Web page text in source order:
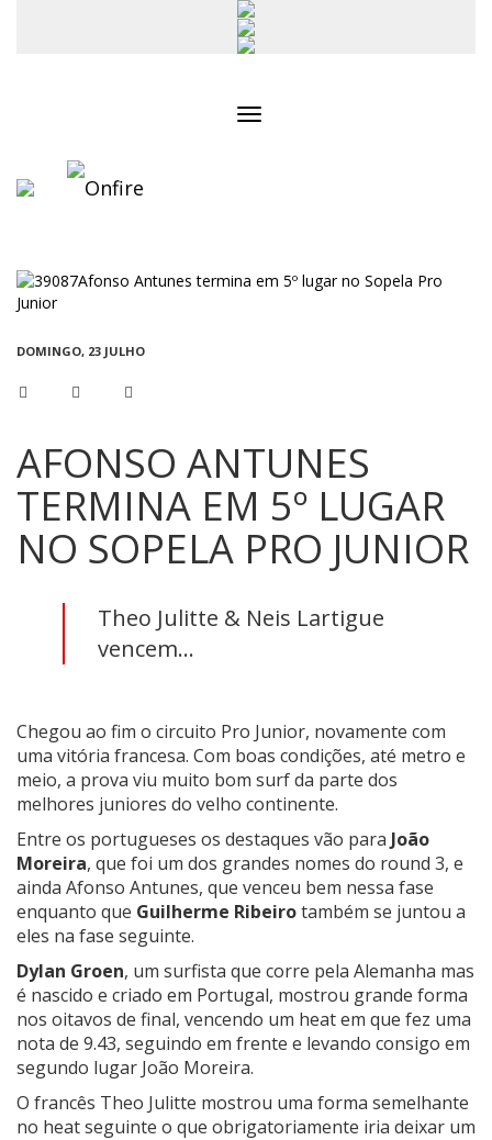
DOMINGO, 23 JULHO
AFONSO ANTUNES
TERMINA EM 5º LUGAR
NO SOPELA PRO JUNIOR
Theo Julitte & Neis Lartigue
vencem...
Chegou ao fim o circuito Pro Junior, novamente com
uma vitória francesa. Com boas condições, até metro e
meio, a prova viu muito bom surf da parte dos
melhores juniores do velho continente.
Entre os portugueses os destaques vão para João
Moreira, que foi um dos grandes nomes do round 3, e
ainda Afonso Antunes, que venceu bem nessa fase
enquanto que Guilherme Ribeirotambém se juntou a
eles na fase seguinte.
Dylan Groen, um surfista que corre pela Alemanha mas
é nascido e criado em Portugal, mostrou grande forma
nos oitavos de final, vencendo um heat em que fez uma
nota de 9.43, seguindo em frente e levando consigo em
segundo lugar João Moreira.
O francês Theo Julitte mostrou uma forma semelhante
no heat seguinte o que obrigatoriamente iria deixar um